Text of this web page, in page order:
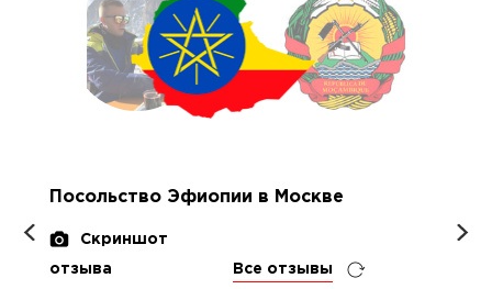
Посольство Эфиопии в Москве
Скриншот
отзыва Все отзывы